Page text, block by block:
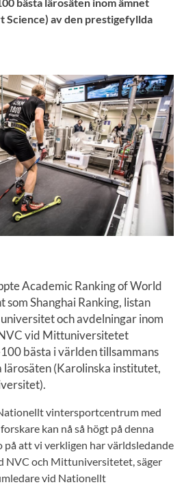
Science) av den prestigefyllda
Academic Ranking of World
som Shanghai Ranking, listan
och avdelningar inom
vid Mittuniversitetet
bästa i världen tillsammans
lärosäten (Karolinska institutet,
vintersportcentrum med
kan nå så högt på denna
att vi verkligen har världsledande
NVC och Mittuniversitetet, säger
vid Nationellt